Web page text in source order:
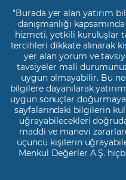
"Burada yer alan yatırım
danışmanlığı
hizmeti, yetkili kuruluşlar
tercihleri dikkate alınarak
yer alan yorum ve
tavsiyeler mali
uygun olmayabilir. Bu
bilgilere dayanılarak
uygun sonuçlar
sayfalarındaki bilgilerin
uğrayabilecekleri
maddi ve manevi
üçüncü kişilerin
Menkul Değerler A.Ş.